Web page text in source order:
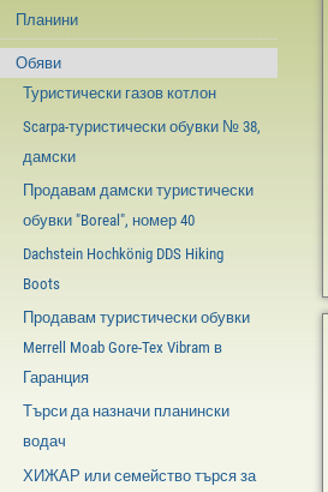
Планини
Обяви
Туристически газов котлон
Scarpa-туристически обувки № 38,
дамски
Продавам дамски туристически
обувки "Boreal", номер 40
Dachstein Hochkönig DDS Hiking
Boots
Продавам туристически обувки
Merrell Moab Gore-Tex Vibram в
Гаранция
Търси да назначи планински
водач
ХИЖАР или семейство търся за